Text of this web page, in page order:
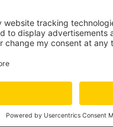
Das
ab 5
mm. Sobald
einfache
und der